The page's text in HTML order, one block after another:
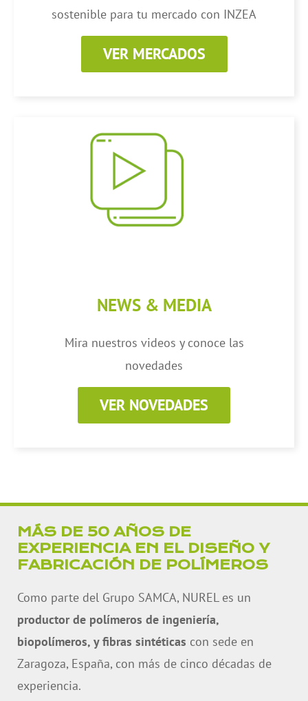
sostenible para tu mercado con INZEA
VER MERCADOS
NEWS & MEDIA
Mira nuestros videos y conoce las
novedades
VER NOVEDADES
MÁS DE 50 AÑOS DE
EXPERIENCIA EN EL DISEÑO Y
FABRICACIÓN DE POLÍMEROS
Como parte del Grupo SAMCA, NUREL es un
productor de polímeros de ingeniería,
biopolímeros, y fibras sintéticas con sede en
Zaragoza, España, con más de cinco décadas de
experiencia.